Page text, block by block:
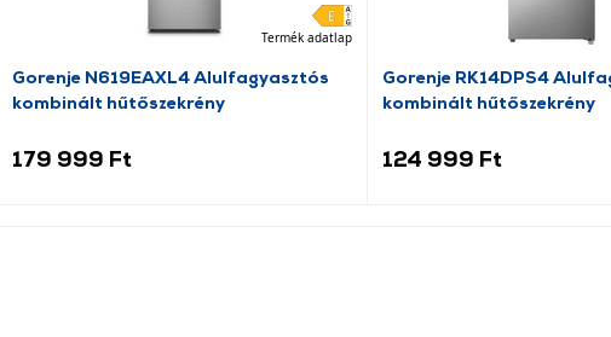
Termék adatlap
Gorenje N619EAXL4 Alulfagyasztós
kombinált hűtőszekrény
179 999 Ft
Gorenje RK14DPS4
kombinált hűtőszekrény
124 999 Ft